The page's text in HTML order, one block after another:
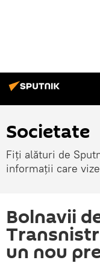
Societate
Fiți alături de
informații care
Bolnavii
un nou